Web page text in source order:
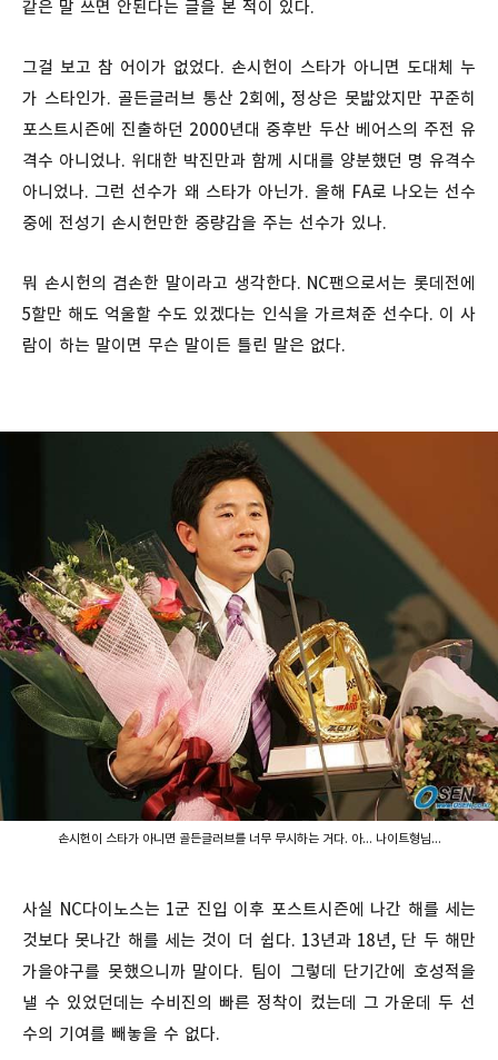
같은 말 쓰면 안된다는 글을 본 적이 있다.
그걸 보고 참 어이가 없었다. 손시헌이 스타가 아니면 도대체 누
가 스타인가. 골든글러브 통산 2회에, 정상은 못밟았지만 꾸준히
포스트시즌에 진출하던 2000년대 중후반 두산 베어스의 주전 유
격수 아니었나. 위대한 박진만과 함께 시대를 양분했던 명 유격수
아니었나. 그런 선수가 왜 스타가 아닌가. 올해 FA로 나오는 선수
중에 전성기 손시헌만한 중량감을 주는 선수가 있나.
뭐 손시헌의 겸손한 말이라고 생각한다. NC팬으로서는 롯데전에
5할만 해도 억울할 수도 있겠다는 인식을 가르쳐준 선수다. 이 사
람이 하는 말이면 무슨 말이든 틀린 말은 없다.
손시헌이 스타가 아니면 골든글러브를 너무 무시하는 거다. 아... 나이트형님...
사실 NC다이노스는 1군 진입 이후 포스트시즌에 나간 해를 세는
것보다 못나간 해를 세는 것이 더 쉽다. 13년과 18년, 단 두 해만
가을야구를 못했으니까 말이다. 팀이 그렇데 단기간에 호성적을
낼 수 있었던데는 수비진의 빠른 정착이 컸는데 그 가운데 두 선
수의 기여를 빼놓을 수 없다.